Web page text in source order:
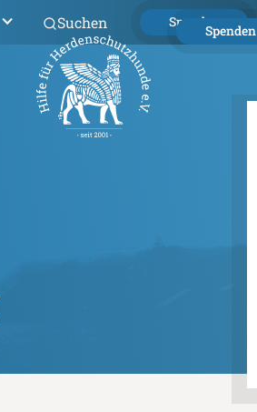
Suchen Spenden
Spenden